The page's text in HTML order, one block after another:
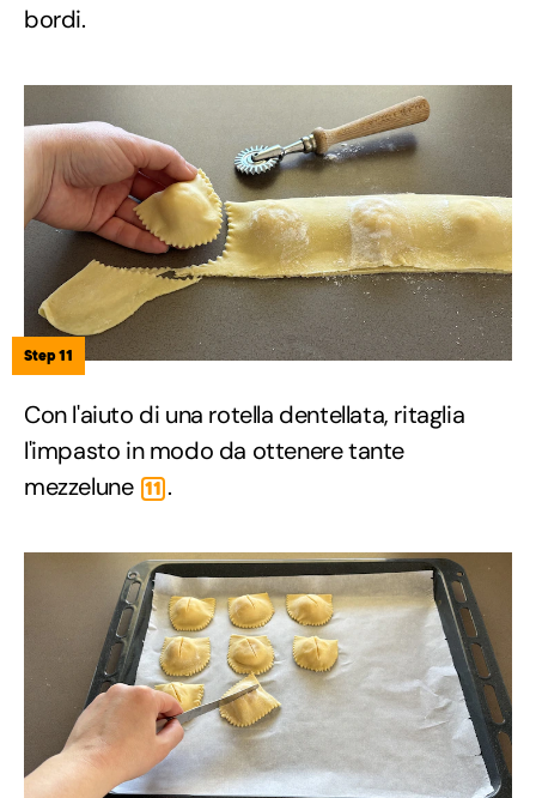
bordi.
Step 11
Con l'aiuto di una rotella dentellata, ritaglia
l'impasto in modo da ottenere tante
mezzelune 11 .